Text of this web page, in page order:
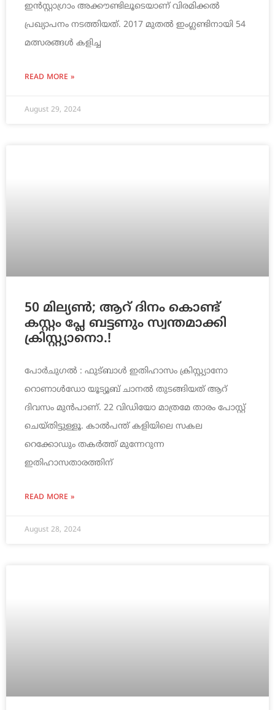
ഇന്‍സ്റ്റാഗ്രാം അക്കൗണ്ടിലൂടെയാണ് വിരമിക്കല്‍
പ്രഖ്യാപനം നടത്തിയത്. 2017 മുതല്‍ ഇംഗ്ലണ്ടിനായി 54
മത്സരങ്ങള്‍ കളിച്ച
READ MORE »
August 29, 2024
50 മില്യൺ; ആറ് ദിനം കൊണ്ട്
കസ്റ്റം പ്ലേ ബട്ടണും സ്വന്തമാക്കി
ക്രിസ്റ്റ്യാനൊ.!
പോർചുഗൽ : ഫുട്ബാൾ ഇതിഹാസം ക്രിസ്റ്റ്യാനോ
റൊണാൾഡോ യൂട്യൂബ് ചാനൽ തുടങ്ങിയത് ആറ്
ദിവസം മുൻപാണ്. 22 വിഡിയോ മാത്രമേ താരം പോസ്റ്റ്
ചെയ്തിട്ടുള്ളൂ. കാൽപന്ത് കളിയിലെ സകല
റെക്കോഡും തകർത്ത് മുന്നേറുന്ന
ഇതിഹാസതാരത്തിന്
READ MORE »
August 28, 2024